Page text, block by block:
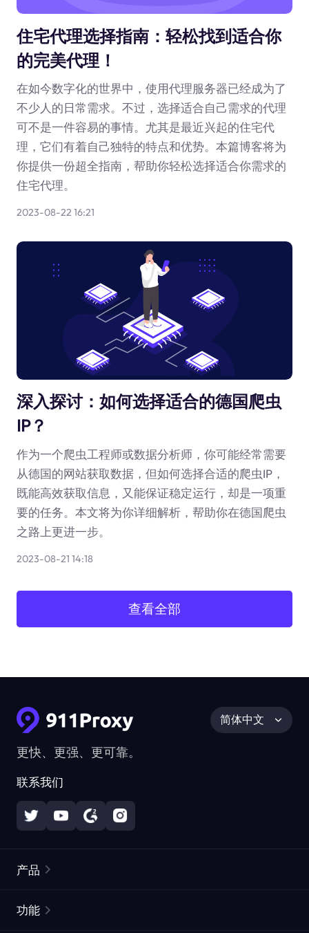
住宅代理选择指南：轻松找到适合你
的完美代理！
在如今数字化的世界中，使用代理服务器已经成为了
不少人的日常需求。不过，选择适合自己需求的代理
可不是一件容易的事情。尤其是最近兴起的住宅代
理，它们有着自己独特的特点和优势。本篇博客将为
你提供一份超全指南，帮助你轻松选择适合你需求的
住宅代理。
2023-08-22 16:21
深入探讨：如何选择适合的德国爬虫
IP？
作为一个爬虫工程师或数据分析师，你可能经常需要
从德国的网站获取数据，但如何选择合适的爬虫IP，
既能高效获取信息，又能保证稳定运行，却是一项重
要的任务。本文将为你详细解析，帮助你在德国爬虫
之路上更进一步。
2023-08-21 14:18
查看全部
更快、更强、更可靠。
联系我们
简体中文
产品
功能